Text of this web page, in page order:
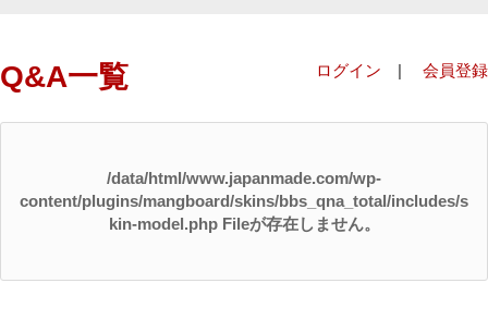
Q&A一覧 ログイン | 会員登録
/data/html/www.japanmade.com/wp-
content/plugins/mangboard/skins/bbs_qna_total/includes/s
kin-model.php Fileが存在しません。